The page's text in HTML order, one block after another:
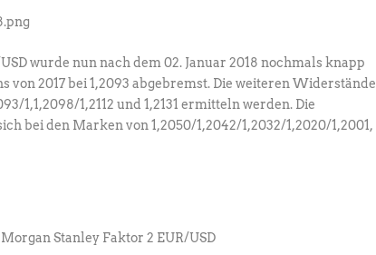
wurde nun nach dem 02. Januar 2018 nochmals knapp
von 2017 bei 1,2093 abgebremst. Die weiteren Widerstände
1,1,2098/1,2112 und 1,2131 ermitteln werden. Die
bei den Marken von 1,2050/1,2042/1,2032/1,2020/1,2001,
Morgan Stanley Faktor 2 EUR/USD